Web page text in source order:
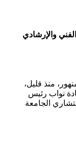
والإرشادي
منذ قليل،
نواب رئيس
الجامعة